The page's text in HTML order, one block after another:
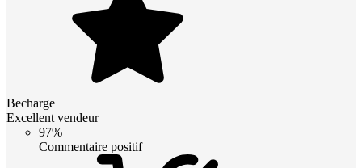
Becharge
Excellent vendeur
97%
Commentaire positif